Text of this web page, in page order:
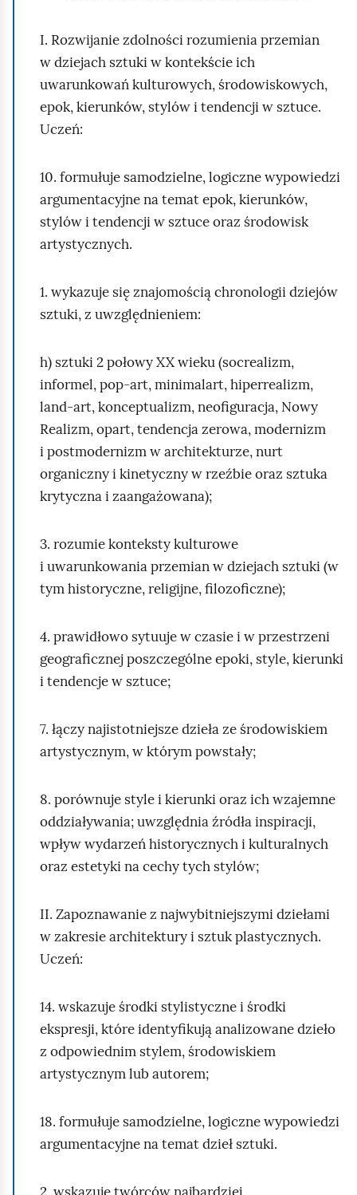
I. Rozwijanie zdolności rozumienia przemian
w dziejach sztuki w kontekście ich
uwarunkowań kulturowych, środowiskowych,
epok, kierunków, stylów i tendencji w sztuce.
Uczeń:
10. formułuje samodzielne, logiczne wypowiedzi
argumentacyjne na temat epok, kierunków,
stylów i tendencji w sztuce oraz środowisk
artystycznych.
1. wykazuje się znajomością chronologii dziejów
sztuki, z uwzględnieniem:
h) sztuki 2 połowy XX wieku (socrealizm,
informel, pop‑art, minimalart, hiperrealizm,
land‑art, konceptualizm, neofiguracja, Nowy
Realizm, opart, tendencja zerowa, modernizm
i postmodernizm w architekturze, nurt
organiczny i kinetyczny w rzeźbie oraz sztuka
krytyczna i zaangażowana);
3. rozumie konteksty kulturowe
i uwarunkowania przemian w dziejach sztuki (w
tym historyczne, religijne, filozoficzne);
4. prawidłowo sytuuje w czasie i w przestrzeni
geograficznej poszczególne epoki, style, kierunki
i tendencje w sztuce;
7. łączy najistotniejsze dzieła ze środowiskiem
artystycznym, w którym powstały;
8. porównuje style i kierunki oraz ich wzajemne
oddziaływania; uwzględnia źródła inspiracji,
wpływ wydarzeń historycznych i kulturalnych
oraz estetyki na cechy tych stylów;
II. Zapoznawanie z najwybitniejszymi dziełami
w zakresie architektury i sztuk plastycznych.
Uczeń:
14. wskazuje środki stylistyczne i środki
ekspresji, które identyfikują analizowane dzieło
z odpowiednim stylem, środowiskiem
artystycznym lub autorem;
18. formułuje samodzielne, logiczne wypowiedzi
argumentacyjne na temat dzieł sztuki.